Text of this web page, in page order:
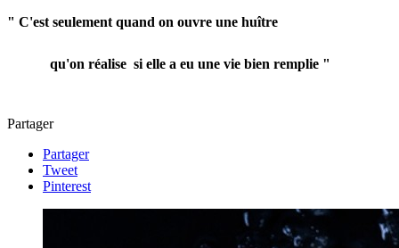
" C'est seulement quand on ouvre une huître
qu'on réalise si elle a eu une vie bien remplie "
Partager
Partager
Tweet
Pinterest